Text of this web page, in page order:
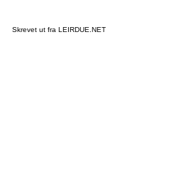
Skrevet ut fra LEIRDUE.NET